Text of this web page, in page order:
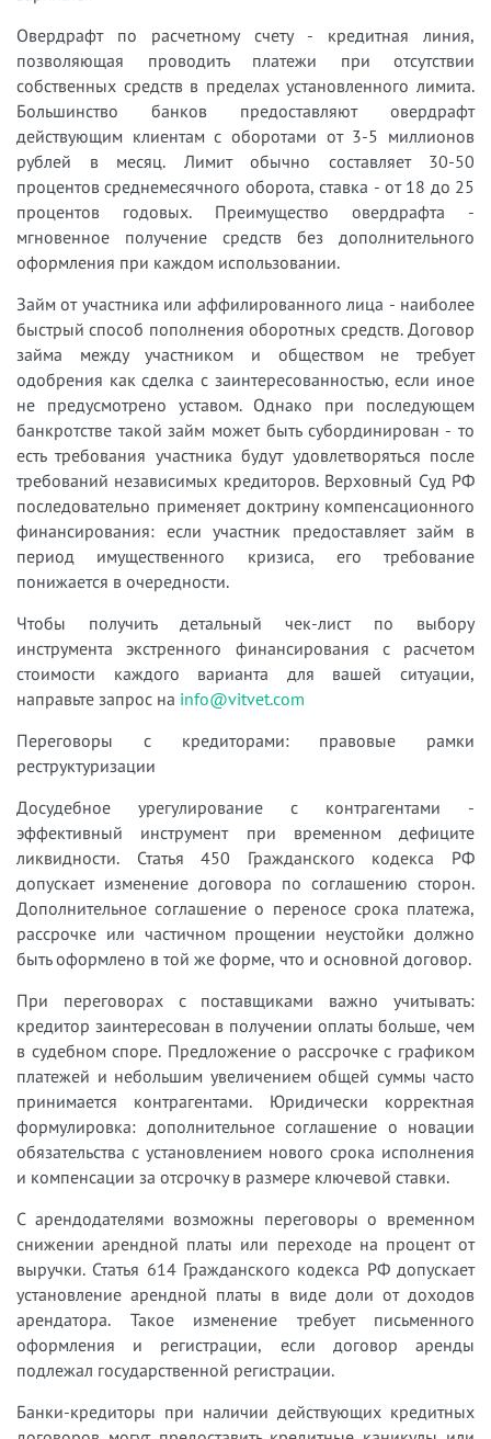
Овердрафт по расчетному счету - кредитная линия,
позволяющая проводить платежи при отсутствии
собственных средств в пределах установленного лимита.
Большинство банков предоставляют овердрафт
действующим клиентам с оборотами от 3-5 миллионов
рублей в месяц. Лимит обычно составляет 30-50
процентов среднемесячного оборота, ставка - от 18 до 25
процентов годовых. Преимущество овердрафта -
мгновенное получение средств без дополнительного
оформления при каждом использовании.
Займ от участника или аффилированного лица - наиболее
быстрый способ пополнения оборотных средств. Договор
займа между участником и обществом не требует
одобрения как сделка с заинтересованностью, если иное
не предусмотрено уставом. Однако при последующем
банкротстве такой займ может быть субординирован - то
есть требования участника будут удовлетворяться после
требований независимых кредиторов. Верховный Суд РФ
последовательно применяет доктрину компенсационного
финансирования: если участник предоставляет займ в
период имущественного кризиса, его требование
понижается в очередности.
Чтобы получить детальный чек-лист по выбору
инструмента экстренного финансирования с расчетом
стоимости каждого варианта для вашей ситуации,
направьте запрос на info@vitvet.com
Переговоры с кредиторами: правовые рамки
реструктуризации
Досудебное урегулирование с контрагентами -
эффективный инструмент при временном дефиците
ликвидности. Статья 450 Гражданского кодекса РФ
допускает изменение договора по соглашению сторон.
Дополнительное соглашение о переносе срока платежа,
рассрочке или частичном прощении неустойки должно
быть оформлено в той же форме, что и основной договор.
При переговорах с поставщиками важно учитывать:
кредитор заинтересован в получении оплаты больше, чем
в судебном споре. Предложение о рассрочке с графиком
платежей и небольшим увеличением общей суммы часто
принимается контрагентами. Юридически корректная
формулировка: дополнительное соглашение о новации
обязательства с установлением нового срока исполнения
и компенсации за отсрочку в размере ключевой ставки.
С арендодателями возможны переговоры о временном
снижении арендной платы или переходе на процент от
выручки. Статья 614 Гражданского кодекса РФ допускает
установление арендной платы в виде доли от доходов
арендатора. Такое изменение требует письменного
оформления и регистрации, если договор аренды
подлежал государственной регистрации.
Банки-кредиторы при наличии действующих кредитных